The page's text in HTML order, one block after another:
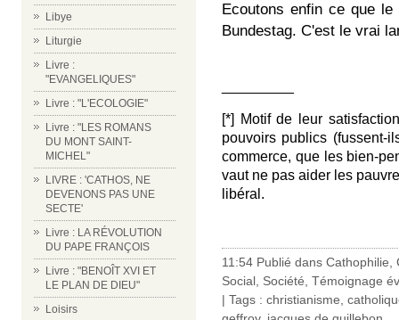
Libye
Liturgie
Livre :
"EVANGELIQUES"
Livre : "L'ECOLOGIE"
Livre : "LES ROMANS
DU MONT SAINT-
MICHEL"
LIVRE : 'CATHOS, NE
DEVENONS PAS UNE
SECTE'
Livre : LA RÉVOLUTION
DU PAPE FRANÇOIS
Livre : "BENOÎT XVI ET
LE PLAN DE DIEU"
Loisirs
Ecoutons enfin ce que
Bundestag. C'est le vrai
[*] Motif de leur
pouvoirs publics (fussent-
commerce, que les bien-
vaut ne pas aider les
libéral.
11:54 Publié dans Cathophilie
Social Société Témoignage
| Tags : christianisme